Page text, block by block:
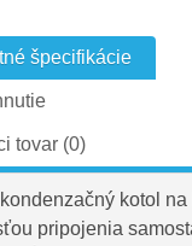
špecifikácie
tovar (0)
kotol na
pripojenia